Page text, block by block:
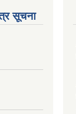
सूचना